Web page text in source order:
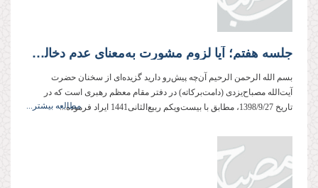
جلسه هفتم؛ آیا لزوم مشورت به‌معنای عدم دخالت دین در امور اجتماعی است؟
بسم الله الرحمن الرحیم آن‌چه پیش‌رو دارید گزیده‌ای از سخنان حضرت
آیت‌الله مصباح‌یزدی (دامت‌بركاته) در دفتر مقام معظم رهبری است كه در
تاریخ 1398/9/27، مطابق با بیست‌ویکم ربیع‌الثانی1441 ایراد فرموده‌...
مطالعه بیشتر...